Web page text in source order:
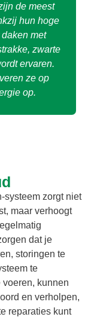
de meest
hun hoge
met
zwarte
ervaren.
ze op
op.
systeem zorgt niet
maar verhoogt
dat je
storingen te
te
kunnen
en verholpen,
reparaties kunt